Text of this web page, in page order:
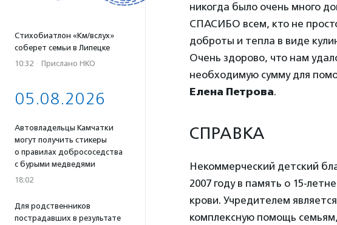
Стихобиатлон «Км/вслух»
соберет семьи в Липецке
10:32 · Прислано НКО
05.08.2026
Автовладельцы Камчатки
могут получить стикеры
о правилах добрососедства
с бурыми медведями
18:02
Для родственников
пострадавших в результате
никогда было очень много
СПАСИБО всем, кто не
доброты и тепла в виде
Очень здорово, что нам
необходимую сумму для
Елена Петрова.
СПРАВКА
Некоммерческий детский
2007 году в память о 15-
крови. Учредителем
комплексную помощь